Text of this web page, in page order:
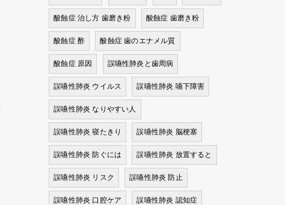
酸蝕症 治し方 歯磨き粉 酸蝕症 歯磨き粉
酸蝕症 酢 酸蝕症 歯のエナメル質
酸蝕症 原因 誤嚥性肺炎と歯周病
誤嚥性肺炎 ウイルス 誤嚥性肺炎 嚥下障害
誤嚥性肺炎 なりやすい人
誤嚥性肺炎 寝たきり 誤嚥性肺炎 脳梗塞
誤嚥性肺炎 防ぐには 誤嚥性肺炎 放置すると
誤嚥性肺炎 リスク 誤嚥性肺炎 防止
誤嚥性肺炎 口腔ケア 誤嚥性肺炎 認知症